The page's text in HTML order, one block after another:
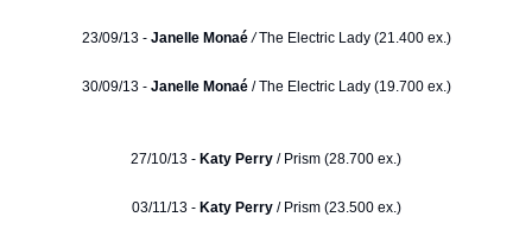
23/09/13 - Janelle Monaé /The Electric Lady (21.400 ex.)
30/09/13 - Janelle Monaé/ The Electric Lady (19.700 ex.)
27/10/13 - Katy Perry / Prism (28.700 ex.)
03/11/13 - Katy Perry/ Prism (23.500 ex.)